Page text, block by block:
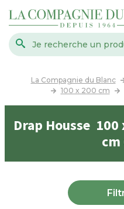
La Compagnie du Blanc
100 x 200 cm
Drap Housse
cm